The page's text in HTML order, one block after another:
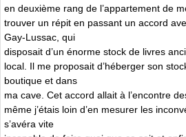
en deuxième rang de l’appartement de
trouver un répit en passant un accord
Gay-Lussac, qui
disposait d’un énorme stock de livres
local. Il me proposait d’héberger son
boutique et dans
ma cave. Cet accord allait à l’encontre
même j’étais loin d’en mesurer les
s’avéra vite